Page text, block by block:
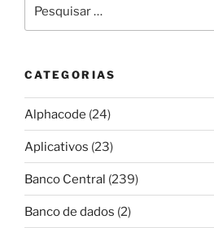
por:
CATEGORIAS
Alphacode (24)
Aplicativos (23)
Banco Central (239)
Banco de dados (2)